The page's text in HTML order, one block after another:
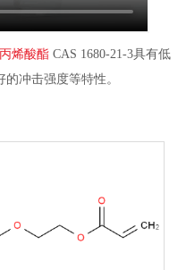
烯酸酯CAS 1680-21-3具有低
冲击强度等特性。